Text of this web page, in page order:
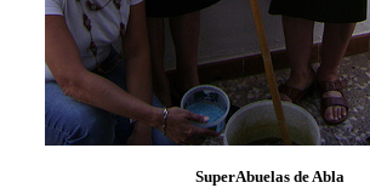
SuperAbuelas de Abla